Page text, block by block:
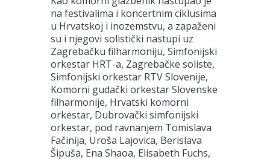
na festivalima i koncertnim ciklusima
u Hrvatskoj i inozemstvu, a zapaženi
su i njegovi solistički nastupi uz
Zagrebačku filharmoniju, Simfonijski
orkestar HRT-a, Zagrebačke soliste,
Simfonijski orkestar RTV Slovenije,
Komorni gudački orkestar Slovenske
filharmonije, Hrvatski komorni
orkestar, Dubrovački simfonijski
orkestar, pod ravnanjem Tomislava
Fačinija, Uroša Lajovica, Berislava
Šipuša, Ena Shaoa, Elisabeth Fuchs,